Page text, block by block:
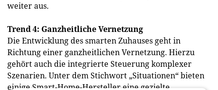
weiter aus.
Trend 4: Ganzheitliche Vernetzung
Die Entwicklung des smarten Zuhauses geht in
Richtung einer ganzheitlichen Vernetzung. Hierzu
gehört auch die integrierte Steuerung komplexer
Szenarien. Unter dem Stichwort „Situationen“ bieten
einige Smart-Home-Hersteller eine gezielte